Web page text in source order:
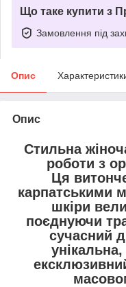
Що таке купити з
Замовлення під
Опис
Опис
Стильна
роботи з
Ця
карпатськими
шкіри
поєднуючи
сучасний
унікальна,